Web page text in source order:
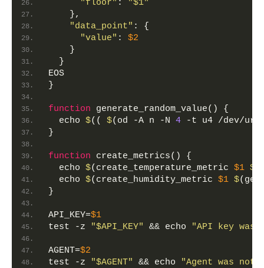
"floor" :
"$1"
    },
"data_point" : {
"value" : $2
    }
  }
EOS
}
function generate_random_value() {
  echo
$(( $(od -A n -N 4 -t u4 /dev/
}
function create_metrics() {
  echo
$(create_temperature_metric $1 $
  echo
$(create_humidity_metric $1 $
}
API_KEY=$1
test -z
"$API_KEY" && echo "API key was
AGENT=$2
test -z
"$AGENT" && echo "Agent was not